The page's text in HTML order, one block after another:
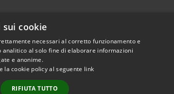
cookie
necessari al corretto funzionamento e
al solo fine di elaborare informazioni
e anonime.
la cookie policy al seguente link
RIFIUTA TUTTO